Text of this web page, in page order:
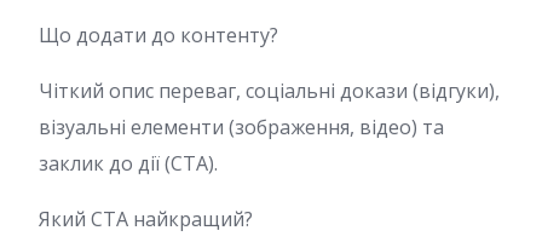
Що додати до контенту?
Чіткий опис переваг, соціальні докази (відгуки),
візуальні елементи (зображення, відео) та
заклик до дії (CTA).
Який CTA найкращий?